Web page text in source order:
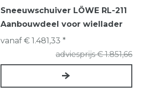
Sneeuwschuiver LÖWE RL-211
Aanbouwdeel voor wiellader
adviesprijs € 1.851,66
vanaf € 1.481,33 *